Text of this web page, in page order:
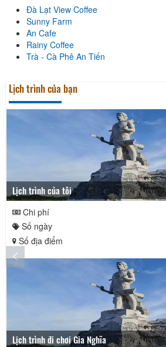
Đà Lạt View Coffee
Sunny Farm
An Cafe
Rainy Coffee
Trà - Cà Phê An Tiến
Lịch trình của bạn
Lịch trình của tôi
Chi phí
Số ngày
Số địa điểm
Lịch trình đi chơi Gia Nghĩa